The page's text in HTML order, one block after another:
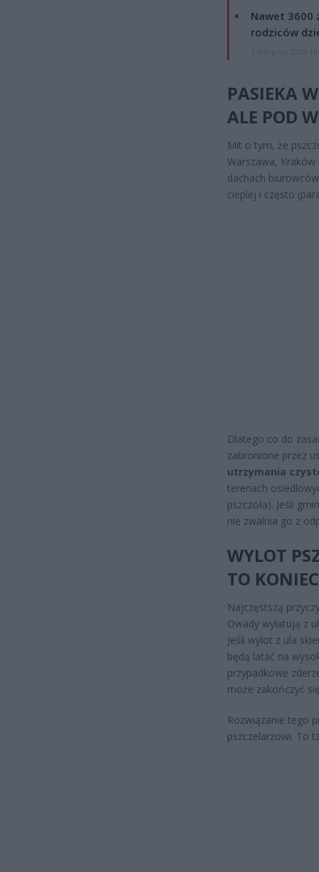
Nawet 3600
rodziców
PASIEKA
ALE POD
Mit o tym, że
Warszawa, Kraków
dachach
cieplej i często
Dlatego co do
zabronione przez
utrzymania
terenach
pszczoła). Jeśli
nie zwalnia go z
WYLOT
TO
Najczęstszą
Owady wylatują z
Jeśli wylot z ula
będą latać na
przypadkowe
może zakończyć
Rozwiązanie tego
pszczelarzowi. To